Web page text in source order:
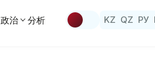
政治 分析 KZ QZ РУ